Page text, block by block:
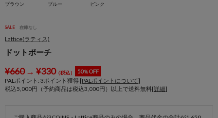
ブラウン ブルー ピンク
SALE 在庫なし
Lattice(ラティス)
ドットポーチ
¥660→ ¥330（税込） 50％OFF
PALポイント: 3ポイント獲得 [PALポイントについて]
税込5,000円（予約商品は税込3,000円）以上で送料無料[詳細]